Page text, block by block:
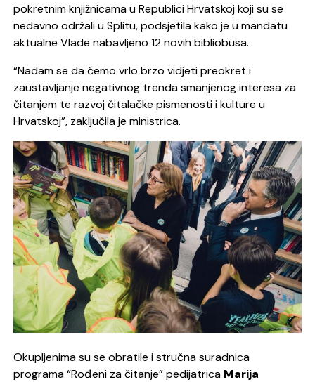
pokretnim knjižnicama u Republici Hrvatskoj koji su se
nedavno održali u Splitu, podsjetila kako je u mandatu
aktualne Vlade nabavljeno 12 novih bibliobusa.
“Nadam se da ćemo vrlo brzo vidjeti preokret i
zaustavljanje negativnog trenda smanjenog interesa za
čitanjem te razvoj čitalačke pismenosti i kulture u
Hrvatskoj”, zaključila je ministrica.
Okupljenima su se obratile i stručna suradnica
programa “Rođeni za čitanje” pedijatrica Marija